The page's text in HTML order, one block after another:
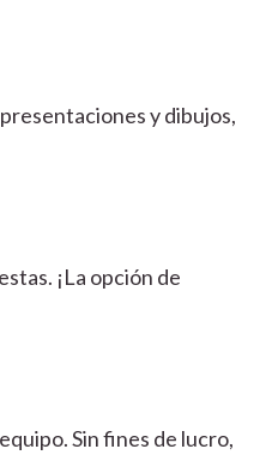
y dibujos,
¡La opción de
Sin fines de lucro,